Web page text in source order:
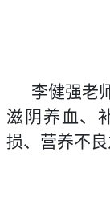
李健强老
滋阴养血、
损、营养不良